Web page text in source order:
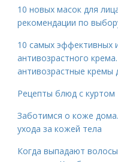
10 новых масок для
рекомендации по
10 самых эффективных
антивозрастного
антивозрастные кремы
Рецепты блюд с куртом
Заботимся о коже
ухода за кожей тела
Когда выпадают